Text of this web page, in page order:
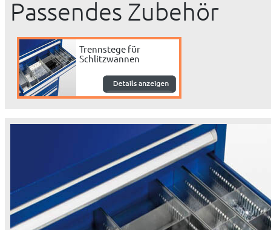
Passendes Zubehör
Trennstege für
Schlitzwannen